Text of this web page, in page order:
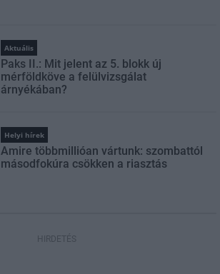
Aktuális
Paks II.: Mit jelent az 5. blokk új
mérföldköve a felülvizsgálat
árnyékában?
Helyi hírek
Amire többmillióan vártunk: szombattól
másodfokúra csökken a riasztás
HIRDETÉS